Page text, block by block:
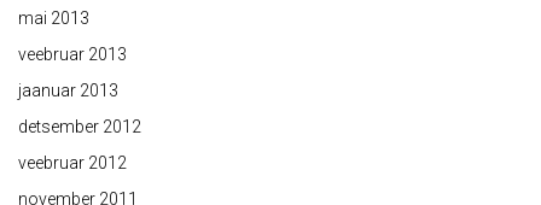
mai 2013
veebruar 2013
jaanuar 2013
detsember 2012
veebruar 2012
november 2011